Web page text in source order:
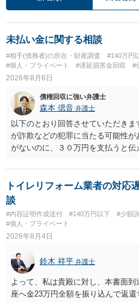
未払い金に関する相談
#相手(債務者)の所在・財産調査 #140万円
#個人・プライベート
#遅延損害金回収 #
2026年8月6日
債権回収に強い弁護士
森本 偲音 弁護士
以下のとおり回答させていただき
が詐欺などの犯罪に当たる可能性
がないのに、３０万円を支払うと
段が取れるのか ⇒契約に基づく履
とが考えられますが、 パパ活の契
であるため、公序良俗に反する契
条）となるため、相手方に請求でき
氏名や住所が分からない状態でも
手続を利用する場合には、原則とし
トイレリフォーム業者の対応
談
#内容証明作成送付 #140万円以下 #少額
#個人・プライベート
2026年8月4日
鈴木 祥平 弁護士
よって、私は貴殿に対し、本書面
座へ金23万円全額を振り込んで返